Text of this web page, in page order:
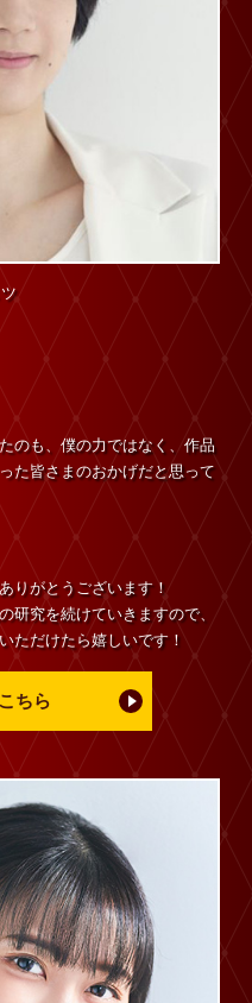
のも、僕の力ではなく、作品
た皆さまのおかげだと思って
りがとうございます！
研究を続けていきますので、
ただけたら嬉しいです！
ちら